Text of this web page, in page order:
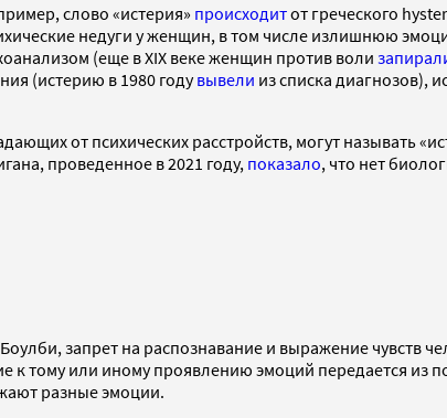
слово «истерия» происходитот греческого
недуги у женщин, в том числе излишнюю
(еще в XIX веке женщин против воли
(истерию в 1980 годувывели из списка диагнозов),
от психических расстройств, могут называть
проведенное в 2021 году, показало, что нет
запрет на распознавание и выражение чувств
тому или иному проявлению эмоций передается из
разные эмоции.